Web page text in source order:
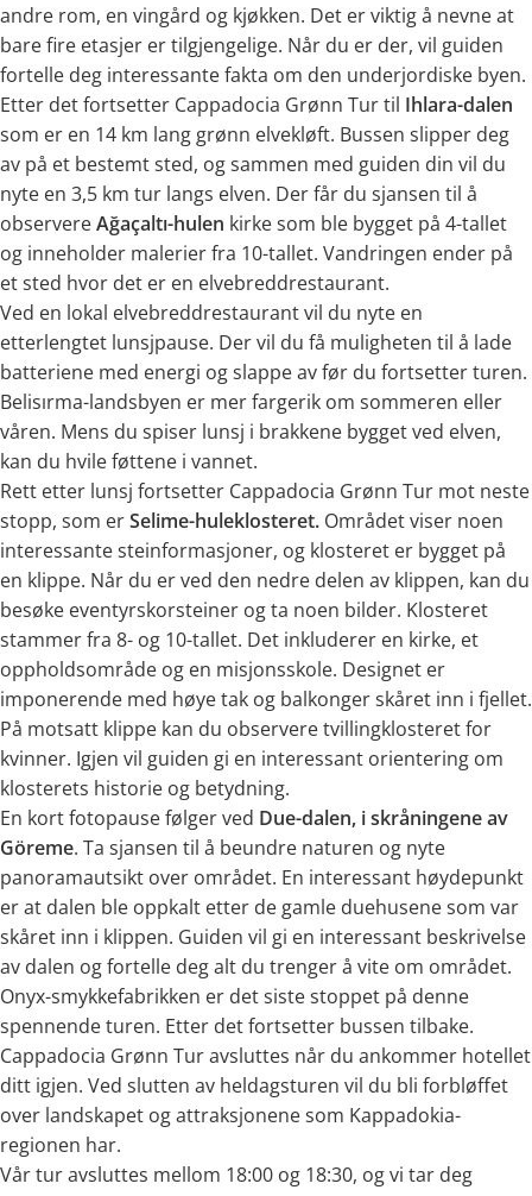
andre rom, en vingård og kjøkken. Det er viktig å nevne at
bare fire etasjer er tilgjengelige. Når du er der, vil guiden
fortelle deg interessante fakta om den underjordiske byen.
Etter det fortsetter Cappadocia Grønn Tur til Ihlara-dalen
som er en 14 km lang grønn elvekløft. Bussen slipper deg
av på et bestemt sted, og sammen med guiden din vil du
nyte en 3,5 km tur langs elven. Der får du sjansen til å
observereAğaçaltı-hulen kirke som ble bygget på 4-tallet
og inneholder malerier fra 10-tallet. Vandringen ender på
et sted hvor det er en elvebreddrestaurant.
Ved en lokal elvebreddrestaurant vil du nyte en
etterlengtet lunsjpause. Der vil du få muligheten til å lade
batteriene med energi og slappe av før du fortsetter turen.
Belisırma-landsbyen er mer fargerik om sommeren eller
våren. Mens du spiser lunsj i brakkene bygget ved elven,
kan du hvile føttene i vannet.
Rett etter lunsj fortsetter Cappadocia Grønn Tur mot neste
stopp, som erSelime-huleklosteret. Området viser noen
interessante steinformasjoner, og klosteret er bygget på
en klippe. Når du er ved den nedre delen av klippen, kan du
besøke eventyrskorsteiner og ta noen bilder. Klosteret
stammer fra 8- og 10-tallet. Det inkluderer en kirke, et
oppholdsområde og en misjonsskole. Designet er
imponerende med høye tak og balkonger skåret inn i fjellet.
På motsatt klippe kan du observere tvillingklosteret for
kvinner. Igjen vil guiden gi en interessant orientering om
klosterets historie og betydning.
En kort fotopause følger ved Due-dalen, i skråningene av
Göreme. Ta sjansen til å beundre naturen og nyte
panoramautsikt over området. En interessant høydepunkt
er at dalen ble oppkalt etter de gamle duehusene som var
skåret inn i klippen. Guiden vil gi en interessant beskrivelse
av dalen og fortelle deg alt du trenger å vite om området.
Onyx-smykkefabrikken er det siste stoppet på denne
spennende turen. Etter det fortsetter bussen tilbake.
Cappadocia Grønn Tur avsluttes når du ankommer hotellet
ditt igjen. Ved slutten av heldagsturen vil du bli forbløffet
over landskapet og attraksjonene som Kappadokia-
regionen har.
Vår tur avsluttes mellom 18:00 og 18:30, og vi tar deg